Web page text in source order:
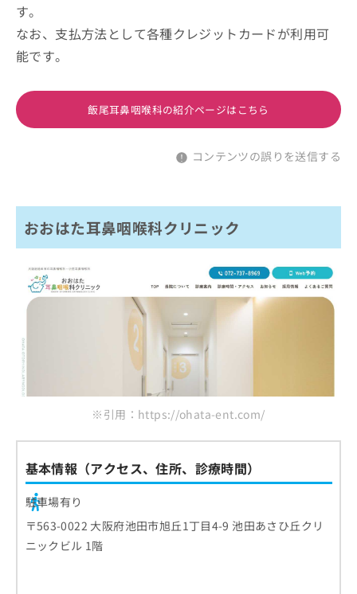
す。
なお、支払方法として各種クレジットカードが利用可
能です。
飯尾耳鼻咽喉科の紹介ページはこちら
コンテンツの誤りを送信する
おおはた耳鼻咽喉科クリニック
※引用：https://ohata-ent.com/
基本情報（アクセス、住所、診療時間）
駐車場有り
〒563-0022 大阪府池田市旭丘1丁目4-9 池田あさひ丘クリ
ニックビル 1階